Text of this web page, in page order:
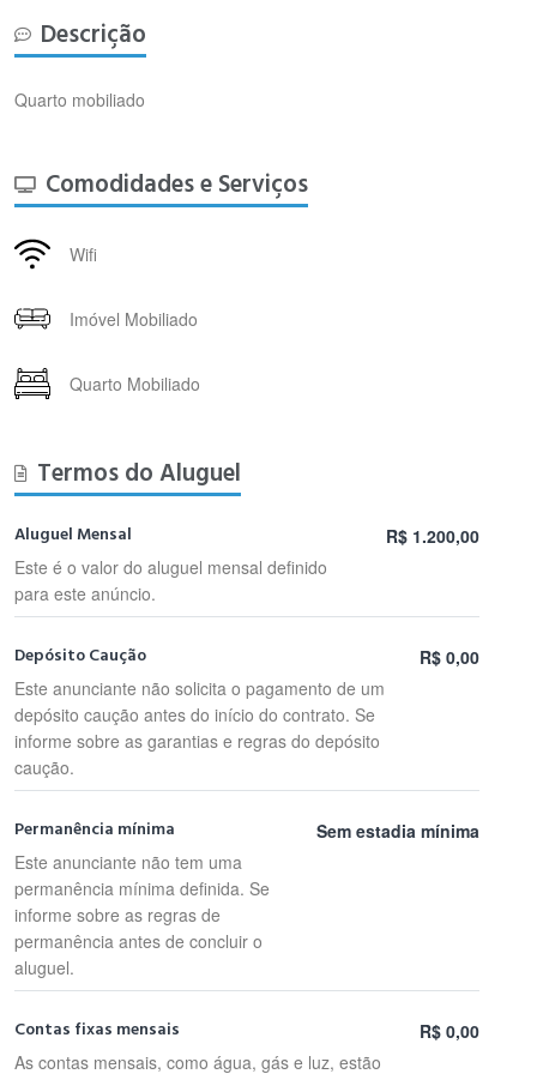
Descrição
Quarto mobiliado
Comodidades e Serviços
Wifi
Imóvel Mobiliado
Quarto Mobiliado
Termos do Aluguel
Aluguel Mensal
Este é o valor do aluguel mensal definido
para este anúncio.
R$ 1.200,00
Depósito Caução
Este anunciante não solicita o pagamento de um
depósito caução antes do início do contrato. Se
informe sobre as garantias e regras do depósito
caução.
R$ 0,00
Permanência mínima
Este anunciante não tem uma
permanência mínima definida. Se
informe sobre as regras de
permanência antes de concluir o
aluguel.
Sem estadia mínima
Contas fixas mensais
As contas mensais, como água, gás e luz, estão
R$ 0,00